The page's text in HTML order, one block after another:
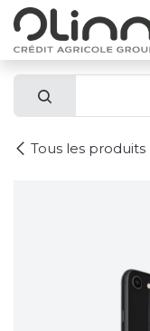
Se rendre au contenu
Tous les produits